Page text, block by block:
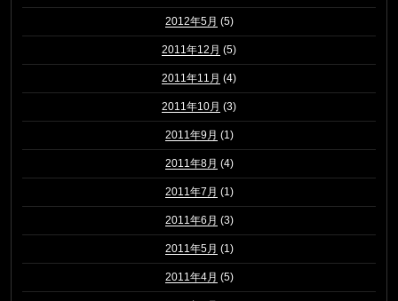
2012年5月 (5)
2011年12月 (5)
2011年11月 (4)
2011年10月 (3)
2011年9月 (1)
2011年8月 (4)
2011年7月 (1)
2011年6月 (3)
2011年5月 (1)
2011年4月 (5)